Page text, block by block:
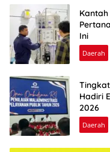
Ini
Daerah
Hadiri
2026
Daerah